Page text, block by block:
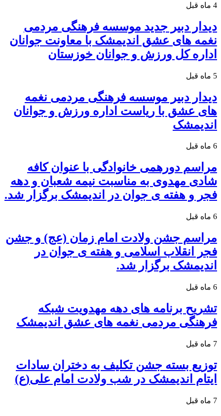
4 ماه قبل
دیدار دبیر جدید موسسه فرهنگی مردمی
نغمه های عشق اندیمشک با معاونت جوانان
اداره کل ورزش و جوانان خوزستان
5 ماه قبل
دیدار دبیر موسسه فرهنگی مردمی نغمه
های عشق با ریاست اداره ورزش و جوانان
اندیمشک
6 ماه قبل
مراسم دورهمی خانوادگی با عنوان کافه
شادی مهدوی به مناسبت نیمه شعبان و دهه
فجر و هفته ی جوان در اندیمشک برگزار شد.
6 ماه قبل
مراسم جشن ولادت امام زمان (عج) و جشن
فجر انقلاب اسلامی و هفته ی جوان در
اندیمشک برگزار شد.
6 ماه قبل
تشریح برنامه های دهه مهدویت شبکه
فرهنگی مردمی نغمه های عشق اندیمشک
7 ماه قبل
توزیع بسته جشن تکلیف به دختران سادات
ایتام اندیمشک در شب ولادت امام علی(ع)
7 ماه قبل